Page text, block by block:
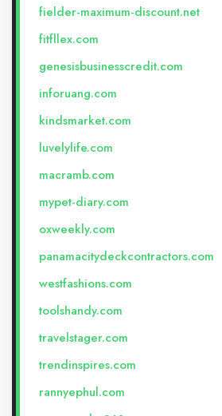
fielder-maximum-discount.net
fitfllex.com
genesisbusinesscredit.com
inforuang.com
kindsmarket.com
luvelylife.com
macramb.com
mypet-diary.com
oxweekly.com
panamacitydeckcontractors.com
westfashions.com
toolshandy.com
travelstager.com
trendinspires.com
rannyephul.com